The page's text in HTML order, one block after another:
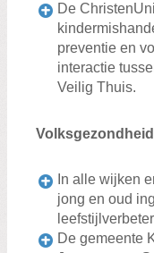
De
preventie en
interactie
Veilig Thuis.
Volksgezondheid
In alle wijken
jong en oud
De gemeente